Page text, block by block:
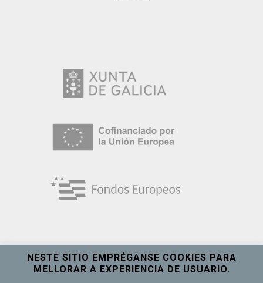
NESTE SITIO EMPRÉGANSE COOKIES PARA
MELLORAR A EXPERIENCIA DE USUARIO.